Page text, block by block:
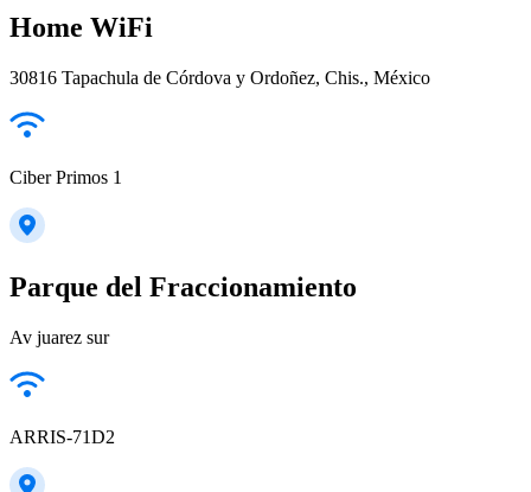
Home WiFi
30816 Tapachula de Córdova y Ordoñez, Chis., México
Ciber Primos 1
Parque del Fraccionamiento
Av juarez sur
ARRIS-71D2